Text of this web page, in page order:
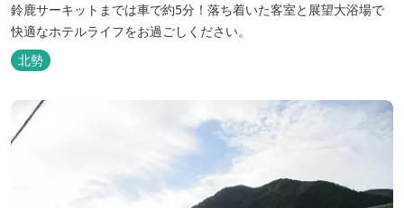
鈴鹿サーキットまでは車で約5分！落ち着いた客室と展望大浴場で
快適なホテルライフをお過ごしください。
北勢